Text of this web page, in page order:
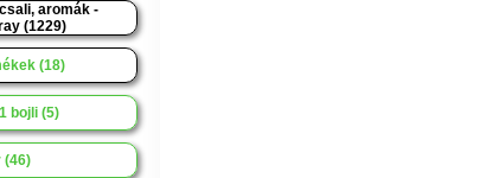
aromák -
(1229)
(18)
bojli (5)
(46)